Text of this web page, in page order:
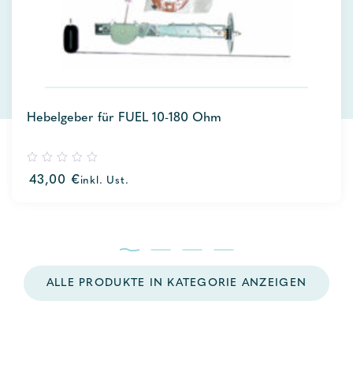
Hebelgeber für FUEL 10-180 Ohm
out
43,00 €inkl. Ust.
ALLE PRODUKTE IN KATEGORIE ANZEIGEN